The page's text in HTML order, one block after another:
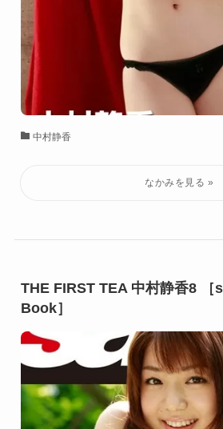
中村静香
THE FIRST TEA 中村静香8 ［
Book］